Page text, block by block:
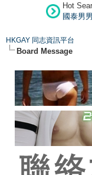
Hot
國泰男
HKGAY 同志資訊平台
Board Message